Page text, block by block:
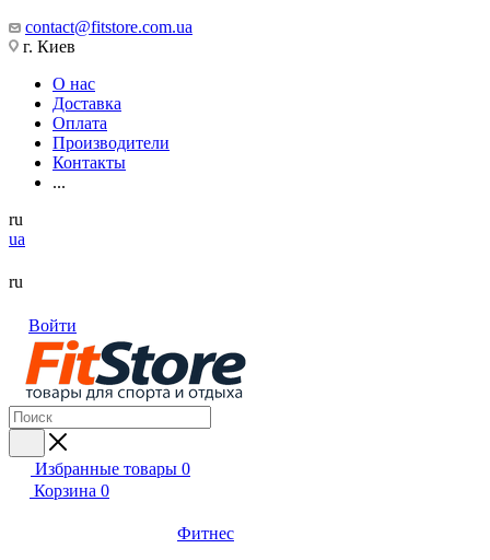
contact@fitstore.com.ua
г. Киев
О нас
Доставка
Оплата
Производители
Контакты
...
ru
ua
ru
Войти
Избранные товары 0
Корзина 0
Фитнес